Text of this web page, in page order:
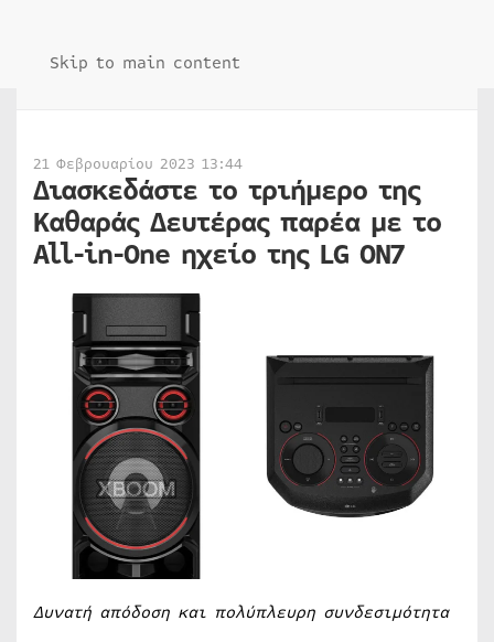
Skip to main content
21 Φεβρουαρίου 2023 13:44
Διασκεδάστε το τριήμερο της
Καθαράς Δευτέρας παρέα με το
All-in-One ηχείο της LG ON7
Δυνατή απόδοση και πολύπλευρη συνδεσιμότητα